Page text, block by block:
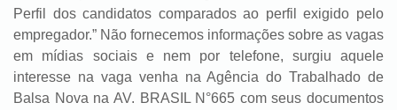
Perfil dos candidatos comparados ao perfil exigido pelo
empregador.” Não fornecemos informações sobre as vagas
em mídias sociais e nem por telefone, surgiu aquele
interesse na vaga venha na Agência do Trabalhado de
Balsa Nova na AV. BRASIL N°665 com seus documentos